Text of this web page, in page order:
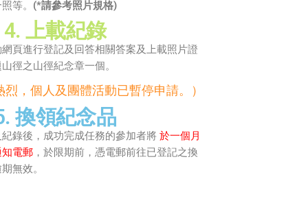
等。 (*請參考照片規格)
4. 上載紀錄
頁進行登記及回答相關答案及上載照片證
徑之山徑紀念章一個。
，個人及團體活動已暫停申請。）
換領紀念品
錄後，成功完成任務的參加者將 於一個月
電郵，於限期前，憑電郵前往已登記之換
無效。